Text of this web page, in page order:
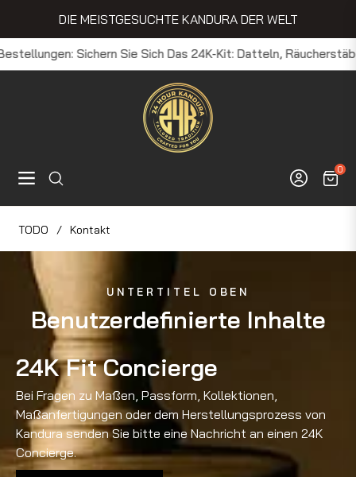
DIE MEISTGESUCHTE KANDURA DER WELT
Sichern Sie Sich Das 24K-Kit: Datteln, Räucherstäbchen,
Navigation
0
TODO / Kontakt
UNTERTITEL OBEN
Benutzerdefinierte Inhalte
24K Fit Concierge
Bei Fragen zu Maßen, Passform, Kollektionen,
Maßanfertigungen oder dem Herstellungsprozess von
Kandura senden Sie bitte eine Nachricht an einen 24K
Concierge.